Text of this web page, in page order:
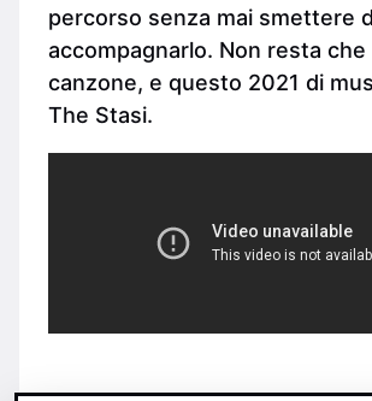
percorso senza mai smettere
accompagnarlo. Non resta che
canzone, e questo 2021 di
The Stasi.